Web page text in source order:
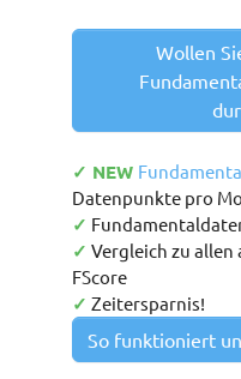
Wollen
✓ NEW
Datenpunkte pro
✓
✓ Vergleich zu
FScore
✓ Zeitersparnis!
So funktioniert